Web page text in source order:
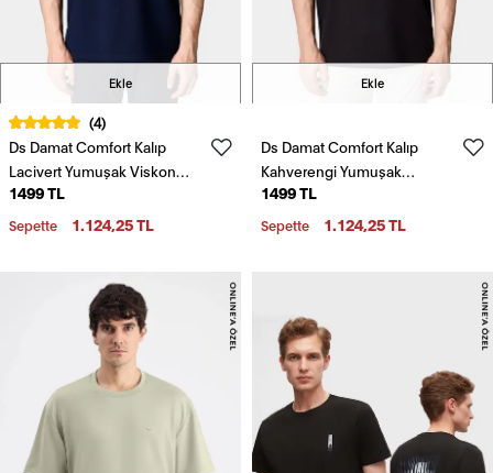
Ekle
(4)
Ds Damat Comfort Kalıp
Lacivert Yumuşak Viskon
Karışımlı Rahat Bisiklet Yaka
Tişört
1499 TL
Sepette 1.124,25 TL
Ekle
Ds Damat Comfort Kalıp
Kahverengi Yumuşak
Viskon Karışımlı Rahat
Bisiklet Yaka Tişört
1499 TL
Sepette 1.124,25 TL